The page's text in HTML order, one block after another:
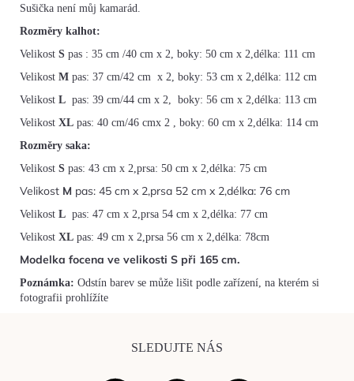
Sušička není můj kamarád.
Rozměry kalhot:
Velikost S pas : 35 cm /40 cm x 2, boky: 50 cm x 2,délka: 111 cm
Velikost M pas: 37 cm/42 cm x 2, boky: 53 cm x 2,délka: 112 cm
Velikost L pas: 39 cm/44 cm x 2, boky: 56 cm x 2,délka: 113 cm
Velikost XL pas: 40 cm/46 cmx 2 , boky: 60 cm x 2,délka: 114 cm
Rozměry saka:
Velikost S pas: 43 cm x 2,prsa: 50 cm x 2,délka: 75 cm
Velikost M pas: 45 cm x 2,prsa 52 cm x 2,délka: 76 cm
Velikost L pas: 47 cm x 2,prsa 54 cm x 2,délka: 77 cm
Velikost XL pas: 49 cm x 2,prsa 56 cm x 2,délka: 78cm
Modelka focena ve velikosti S při 165 cm.
Poznámka: Odstín barev se může lišit podle zařízení, na kterém si
fotografii prohlížíte
SLEDUJTE NÁS